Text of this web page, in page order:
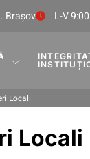
Braşov L-V
Locali
Locali